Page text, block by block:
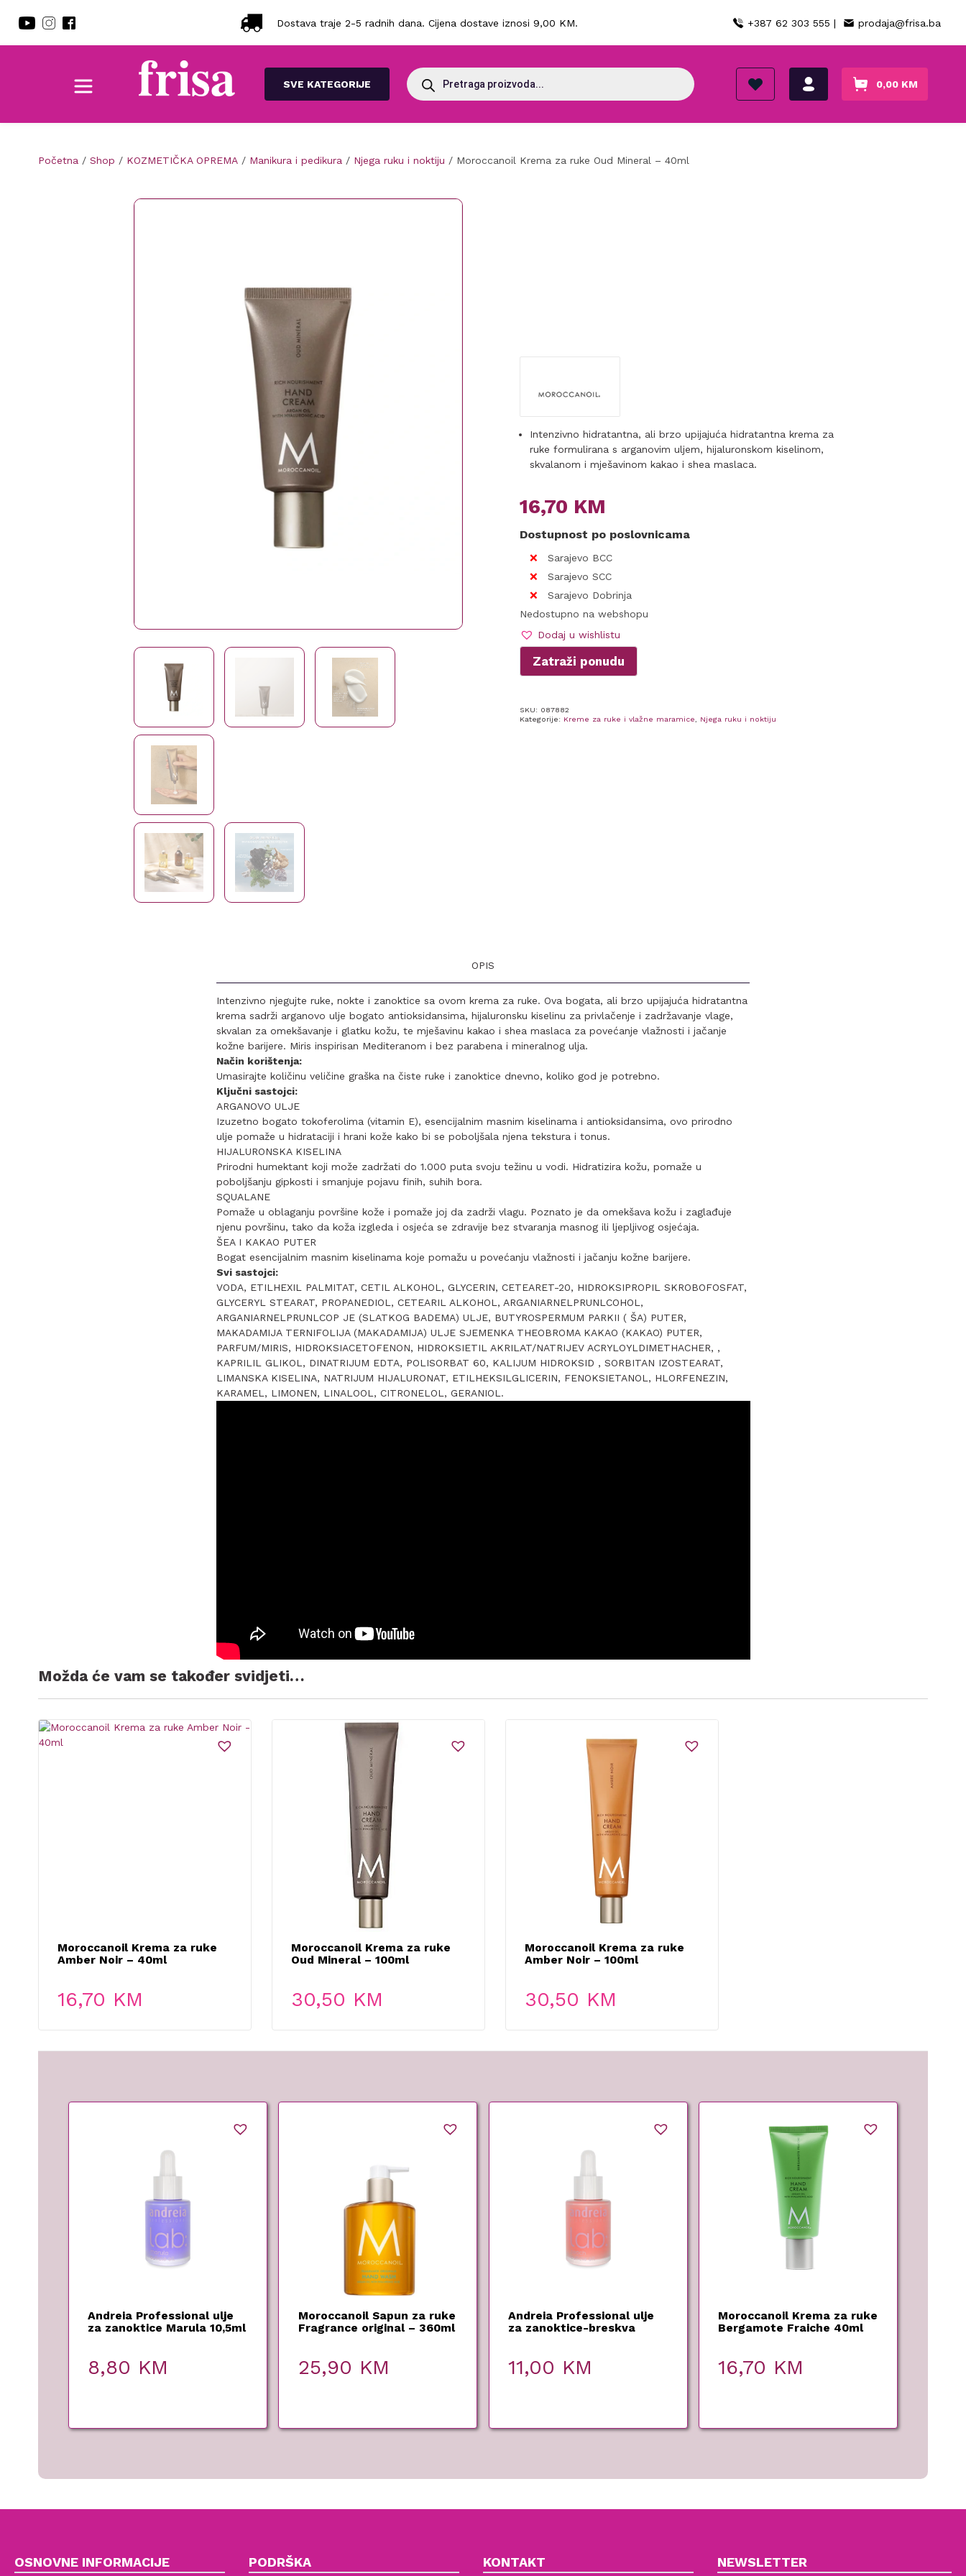
Dostava traje 2-5 radnih dana. Cijena dostave iznosi 9,00 KM. +387 62 303 555 | prodaja@frisa.ba
SVE KATEGORIJE
Products
search
0,00 KM
Početna / Shop / KOZMETIČKA OPREMA / Manikura i pedikura / Njega ruku i noktiju / Moroccanoil Krema za ruke Oud Mineral – 40ml
Intenzivno hidratantna, ali brzo upijajuća hidratantna krema za
ruke formulirana s arganovim uljem, hijaluronskom kiselinom,
skvalanom i mješavinom kakao i shea maslaca.
16,70 KM
Dostupnost po poslovnicama
Sarajevo BCC
Sarajevo SCC
Sarajevo Dobrinja
Nedostupno na webshopu
Dodaj u wishlistu
Zatraži ponudu
SKU: 087882
Kategorije: Kreme za ruke i vlažne maramice Njega ruku i noktiju
OPIS
Intenzivno njegujte ruke, nokte i zanoktice sa ovom krema za ruke. Ova bogata, ali brzo upijajuća hidratantna
krema sadrži arganovo ulje bogato antioksidansima, hijaluronsku kiselinu za privlačenje i zadržavanje vlage,
skvalan za omekšavanje i glatku kožu, te mješavinu kakao i shea maslaca za povećanje vlažnosti i jačanje
kožne barijere. Miris inspirisan Mediteranom i bez parabena i mineralnog ulja.
Način korištenja:
Umasirajte količinu veličine graška na čiste ruke i zanoktice dnevno, koliko god je potrebno.
Ključni sastojci:
ARGANOVO ULJE
Izuzetno bogato tokoferolima (vitamin E), esencijalnim masnim kiselinama i antioksidansima, ovo prirodno
ulje pomaže u hidrataciji i hrani kože kako bi se poboljšala njena tekstura i tonus.
HIJALURONSKA KISELINA
Prirodni humektant koji može zadržati do 1.000 puta svoju težinu u vodi. Hidratizira kožu, pomaže u
poboljšanju gipkosti i smanjuje pojavu finih, suhih bora.
SQUALANE
Pomaže u oblaganju površine kože i pomaže joj da zadrži vlagu. Poznato je da omekšava kožu i zaglađuje
njenu površinu, tako da koža izgleda i osjeća se zdravije bez stvaranja masnog ili ljepljivog osjećaja.
ŠEA I KAKAO PUTER
Bogat esencijalnim masnim kiselinama koje pomažu u povećanju vlažnosti i jačanju kožne barijere.
Svi sastojci:
VODA, ETILHEXIL PALMITAT, CETIL ALKOHOL, GLYCERIN, CETEARET-20, HIDROKSIPROPIL SKROBOFOSFAT,
GLYCERYL STEARAT, PROPANEDIOL, CETEARIL ALKOHOL, ARGANIARNELPRUNLCOHOL,
ARGANIARNELPRUNLCOP JE (SLATKOG BADEMA) ULJE, BUTYROSPERMUM PARKII ( ŠA) PUTER,
MAKADAMIJA TERNIFOLIJA (MAKADAMIJA) ULJE SJEMENKA THEOBROMA KAKAO (KAKAO) PUTER,
PARFUM/MIRIS, HIDROKSIACETOFENON, HIDROKSIETIL AKRILAT/NATRIJEV ACRYLOYLDIMETHACHER, ,
KAPRILIL GLIKOL, DINATRIJUM EDTA, POLISORBAT 60, KALIJUM HIDROKSID , SORBITAN IZOSTEARAT,
LIMANSKA KISELINA, NATRIJUM HIJALURONAT, ETILHEKSILGLICERIN, FENOKSIETANOL, HLORFENEZIN,
KARAMEL, LIMONEN, LINALOOL, CITRONELOL, GERANIOL.
Možda će vam se također svidjeti…
Moroccanoil Krema za ruke
Amber Noir – 40ml
16,70 KM
Moroccanoil Krema za ruke
Oud Mineral – 100ml
30,50 KM
Moroccanoil Krema za ruke
Amber Noir – 100ml
30,50 KM
Andreia Professional ulje
za zanoktice Marula 10,5ml
8,80 KM
Moroccanoil Sapun za ruke
Fragrance original – 360ml
25,90 KM
Andreia Professional ulje
za zanoktice-breskva
11,00 KM
Moroccanoil Krema za ruke
Bergamote Fraiche 40ml
16,70 KM
OSNOVNE INFORMACIJE PODRŠKA KONTAKT NEWSLETTER